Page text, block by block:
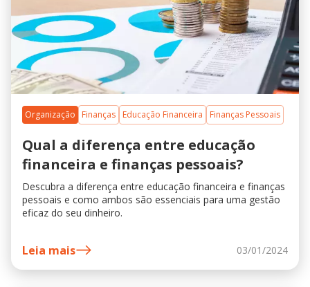
Organização Finanças Educação Financeira Finanças Pessoais
Qual a diferença entre educação
financeira e finanças pessoais?
Descubra a diferença entre educação financeira e finanças
pessoais e como ambos são essenciais para uma gestão
eficaz do seu dinheiro.
Leia mais 03/01/2024